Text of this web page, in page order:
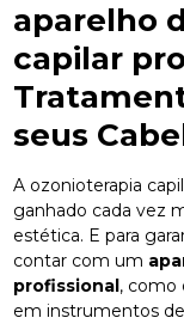
aparelho
capilar
seus
A ozonioterapia
ganhado cada vez
estética. E para
contar com um
profissional , como
em instrumentos